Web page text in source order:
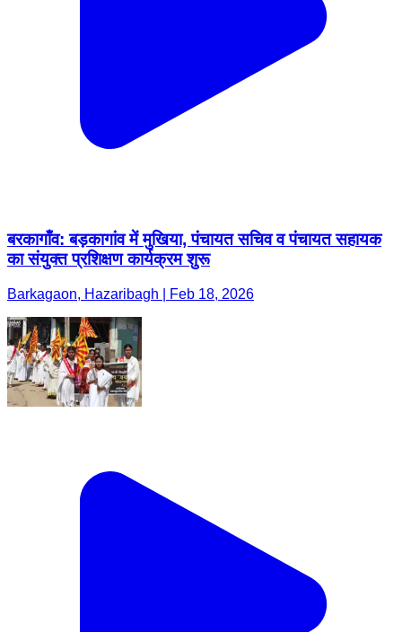
बरकागाँव: बड़कागांव में मुखिया, पंचायत सचिव व पंचायत सहायक
का संयुक्त प्रशिक्षण कार्यक्रम शुरू
Barkagaon, Hazaribagh | Feb 18, 2026